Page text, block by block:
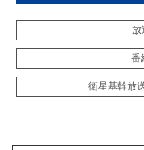
放
番
衛星基幹放